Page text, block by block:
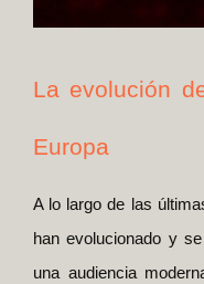
La evolución
Europa
A lo largo de las
han evolucionado y
una audiencia